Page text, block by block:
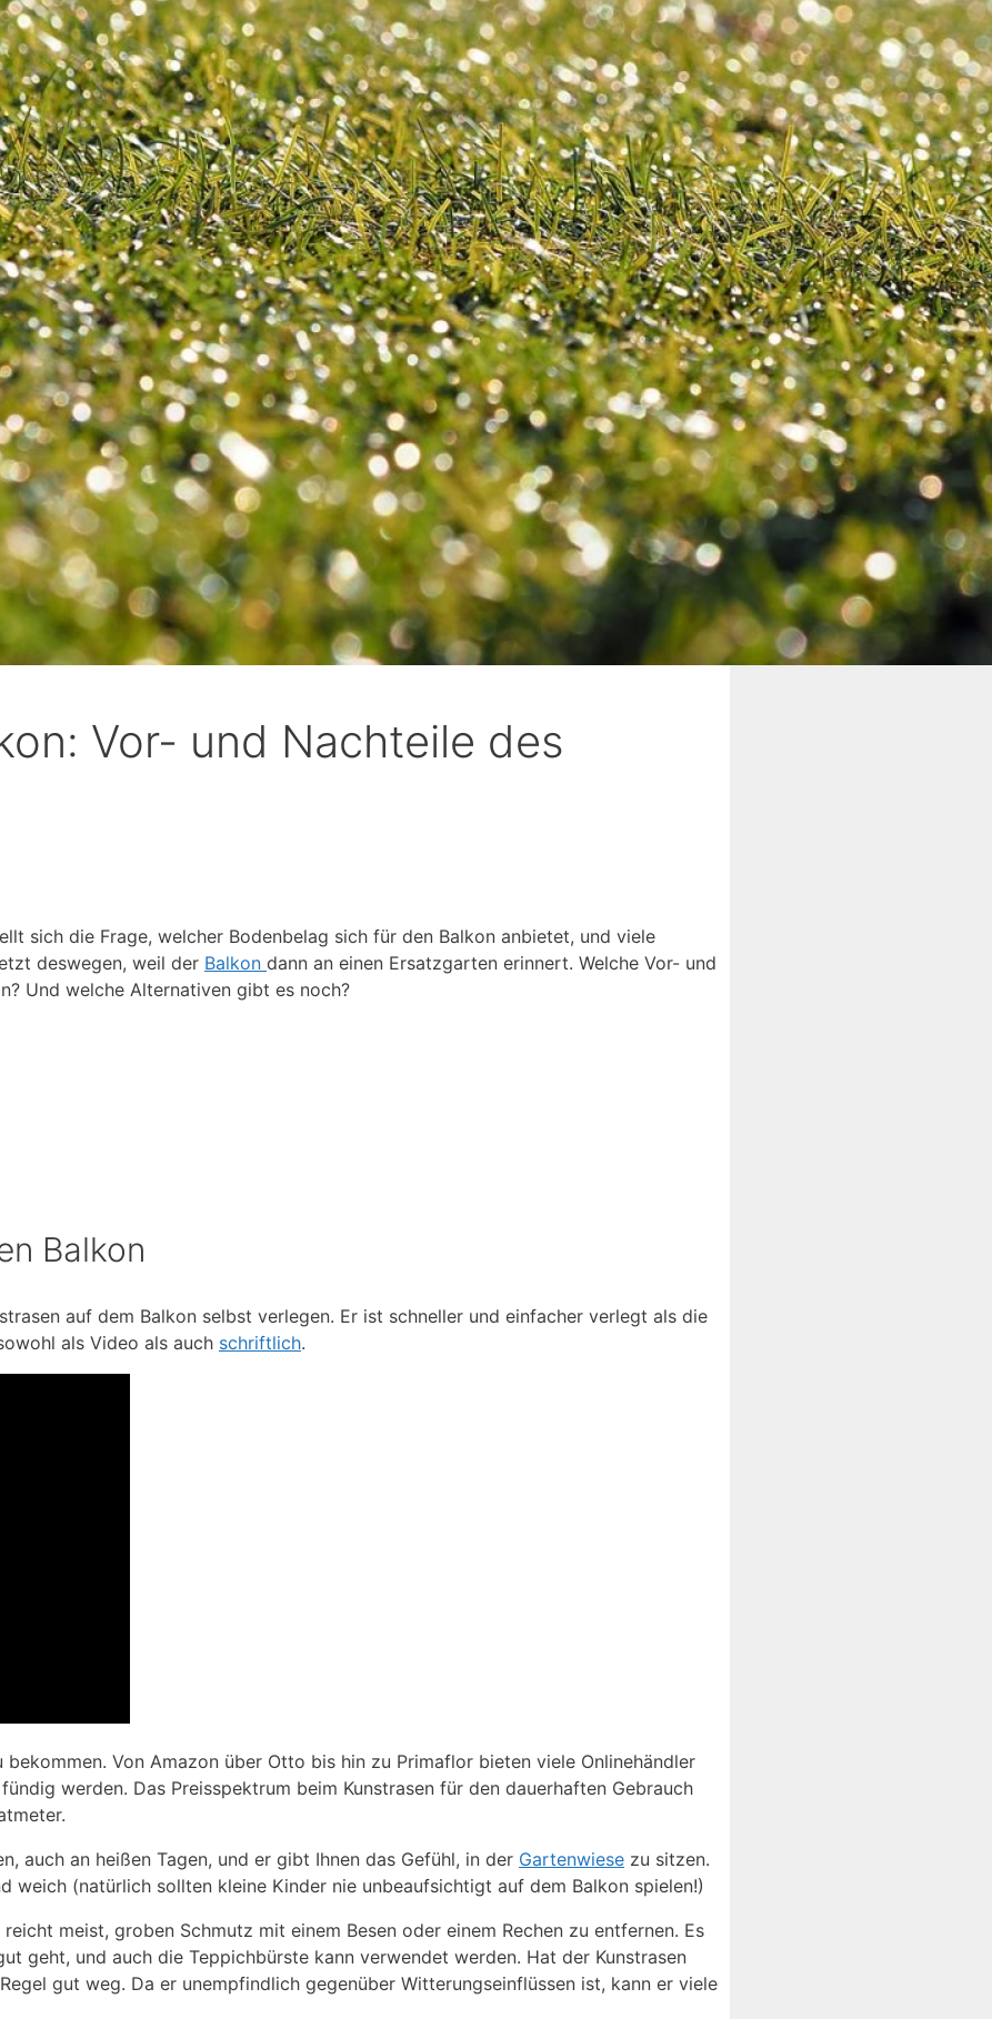
Vor- und Nachteile des
sich die Frage, welcher Bodenbelag sich für den Balkon anbietet, und viele
deswegen, weil der Balkon dann an einen Ersatzgarten erinnert. Welche Vor- und
Und welche Alternativen gibt es noch?
Balkon
auf dem Balkon selbst verlegen. Er ist schneller und einfacher verlegt als die
als Video als auch schriftlich.
Von Amazon über Otto bis hin zu Primaflor bieten viele Onlinehändler
werden. Das Preisspektrum beim Kunstrasen für den dauerhaften Gebrauch
auch an heißen Tagen, und er gibt Ihnen das Gefühl, in der Gartenwiese zu sitzen.
weich (natürlich sollten kleine Kinder nie unbeaufsichtigt auf dem Balkon spielen!)
meist, groben Schmutz mit einem Besen oder einem Rechen zu entfernen. Es
geht, und auch die Teppichbürste kann verwendet werden. Hat der Kunstrasen
gut weg. Da er unempfindlich gegenüber Witterungseinflüssen ist, kann er viele